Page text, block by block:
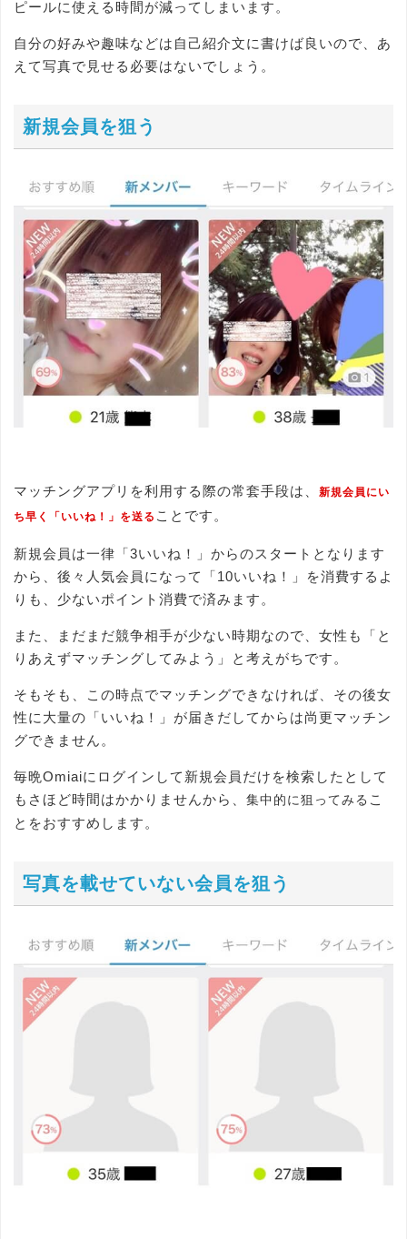
ピールに使える時間が減ってしまいます。
自分の好みや趣味などは自己紹介文に書けば良いので、あ
えて写真で見せる必要はないでしょう。
新規会員を狙う
マッチングアプリを利用する際の常套手段は、
新規会員にい
ち早く「いいね！」を送る ことです。
新規会員は一律「3いいね！」からのスタートとなります
から、後々人気会員になって「10いいね！」を消費するよ
りも、少ないポイント消費で済みます。
また、まだまだ競争相手が少ない時期なので、女性も「と
りあえずマッチングしてみよう」と考えがちです。
そもそも、この時点でマッチングできなければ、その後女
性に大量の「いいね！」が届きだしてからは尚更マッチン
グできません。
毎晩Omiaiにログインして新規会員だけを検索したとして
もさほど時間はかかりませんから、 集中的に狙ってみる こ
とをおすすめします。
写真を載せていない会員を狙う